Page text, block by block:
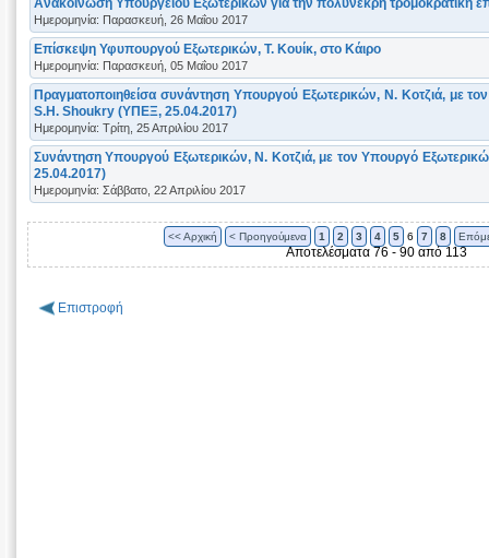
Ημερομηνία: Παρασκευή, 26 Μαΐου 2017
Επίσκεψη Υφυπουργού Εξωτερικών, Τ. Κουίκ, στο Κάιρο
Ημερομηνία: Παρασκευή, 05 Μαΐου 2017
Πραγματοποιηθείσα συνάντηση Υπουργού Εξωτερικών, Ν. Κοτζιά, με
S.H. Shoukry (ΥΠΕΞ, 25.04.2017)
Ημερομηνία: Τρίτη, 25 Απριλίου 2017
Συνάντηση Υπουργού Εξωτερικών, Ν. Κοτζιά, με τον Υπουργό
25.04.2017)
Ημερομηνία: Σάββατο, 22 Απριλίου 2017
<< Αρχική < Προηγούμενα 1 2 3 4 5 6 7 8
Αποτελέσματα 76 - 90 από 113
Επιστροφή